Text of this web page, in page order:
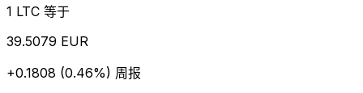
1 LTC 等于
39.5079 EUR
+0.1808 (0.46%) 周报